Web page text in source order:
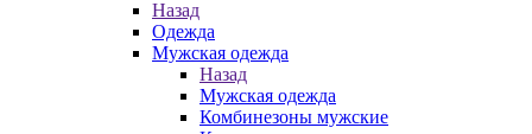
Назад
Одежда
Мужская одежда
Назад
Мужская одежда
Комбинезоны мужские